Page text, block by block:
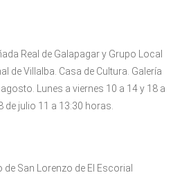
Real de Galapagar y Grupo Local
de Villalba. Casa de Cultura. Galería
Lunes a viernes 10 a 14 y 18 a
julio 11 a 13:30 horas.
San Lorenzo de El Escorial